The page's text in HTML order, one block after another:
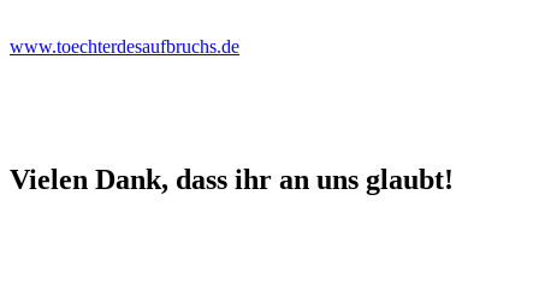
www.toechterdesaufbruchs.de
Vielen Dank, dass ihr an uns glaubt!